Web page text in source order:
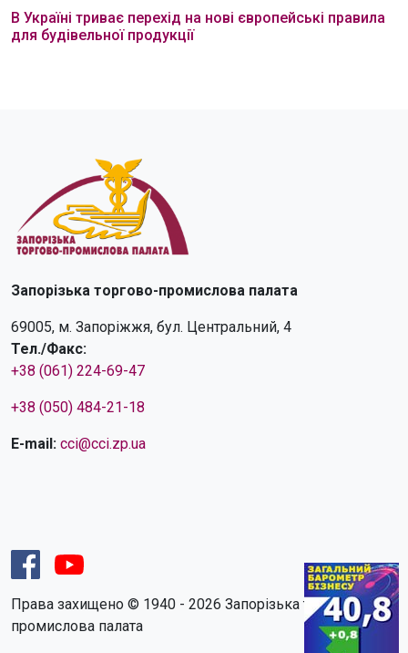
В Україні триває перехід на нові європейські правила
для будівельної продукції
Запорізька торгово-промислова палата
69005, м. Запоріжжя, бул. Центральний, 4
Тел./Факс:
+38 (061) 224-69-47
+38 (050) 484-21-18
E-mail: cci@cci.zp.ua
Права захищено © 1940 - 2026 Запорізька торгово-
промислова палата